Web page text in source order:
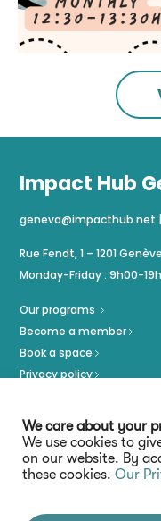
We care about your
We use cookies to
on our website. By
these cookies. Our
Impact Hub
geneva@impacthub.net |
Rue Fendt, 1 – 1201 Genève
Monday-Friday : 9h00-
Our programs
Become a member
Book a space
Privacy policy